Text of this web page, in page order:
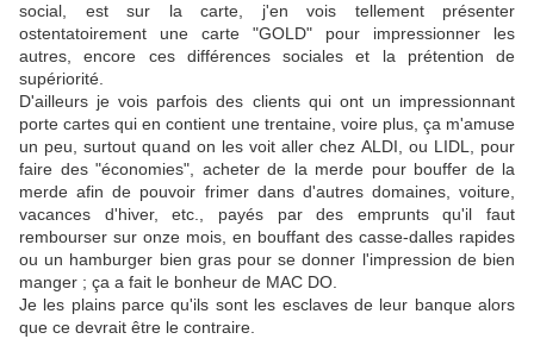
social, est sur la carte, j'en vois tellement présenter
ostentatoirement une carte "GOLD" pour impressionner les
autres, encore ces différences sociales et la prétention de
supériorité.
D'ailleurs je vois parfois des clients qui ont un impressionnant
porte cartes qui en contient une trentaine, voire plus, ça m'amuse
un peu, surtout quand on les voit aller chez ALDI, ou LIDL, pour
faire des "économies", acheter de la merde pour bouffer de la
merde afin de pouvoir frimer dans d'autres domaines, voiture,
vacances d'hiver, etc., payés par des emprunts qu'il faut
rembourser sur onze mois, en bouffant des casse-dalles rapides
ou un hamburger bien gras pour se donner l'impression de bien
manger ; ça a fait le bonheur de MAC DO.
Je les plains parce qu'ils sont les esclaves de leur banque alors
que ce devrait être le contraire.